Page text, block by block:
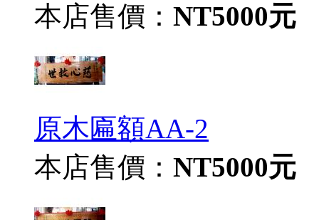
本店售價： NT5000元
原木匾額AA-2
本店售價： NT5000元